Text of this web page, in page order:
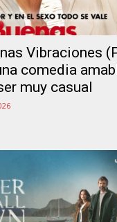
Vibraciones
comedia
muy casual